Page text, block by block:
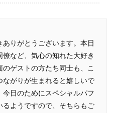
りがとうございます。本日
など、気心の知れた大好き
ゲストの方たち同士も、こ
がりが生まれると嬉しいで
日のためにスペシャルパフ
るようですので、そちらもご